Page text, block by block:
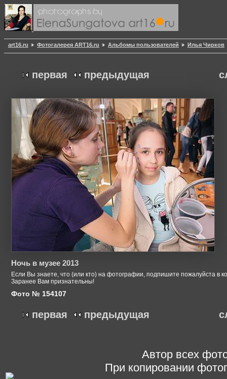
art16.ru Фотогалерея ART16.ru Альбомы пользователей Илья Чирков
первая предыдущая
Ночь в музее 2013
Если Вы знаете, что (или кто) на фотографии, подпишите пожалуйста в
Заранее Вам признательны!
Фото № 154107
первая предыдущая
Автор всех
При копировании